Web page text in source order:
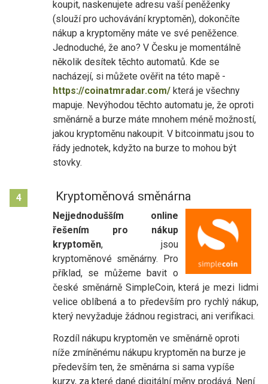
koupit, naskenujete adresu vaší peněženky
(slouží pro uchovávání kryptoměn), dokončíte
nákup a kryptoměny máte ve své peněžence.
Jednoduché, že ano? V Česku je momentálně
několik desítek těchto automatů. Kde se
nacházejí, si můžete ověřit na této mapě -
https://coinatmradar.com/ která je všechny
mapuje. Nevýhodou těchto automatu je, že oproti
směnárně a burze máte mnohem méně možností,
jakou kryptoměnu nakoupit. V bitcoinmatu jsou to
řády jednotek, kdyžto na burze to mohou být
stovky.
4 Kryptoměnová směnárna
Nejjednodušším online
řešením pro nákup
kryptoměn, jsou
kryptoměnové směnárny. Pro
příklad, se můžeme bavit o
české směnárně SimpleCoin, která je mezi lidmi
velice oblíbená a to především pro rychlý nákup,
který nevyžaduje žádnou registraci, ani verifikaci.
Rozdíl nákupu kryptoměn ve směnárně oproti
níže zmíněnému nákupu kryptoměn na burze je
především ten, že směnárna si sama vypíše
kurzy, za které dané digitální měny prodává. Není